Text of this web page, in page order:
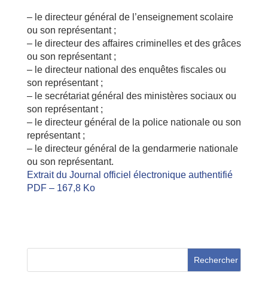
– le directeur général de l’enseignement scolaire
ou son représentant ;
– le directeur des affaires criminelles et des grâces
ou son représentant ;
– le directeur national des enquêtes fiscales ou
son représentant ;
– le secrétariat général des ministères sociaux ou
son représentant ;
– le directeur général de la police nationale ou son
représentant ;
– le directeur général de la gendarmerie nationale
ou son représentant.
Extrait du Journal officiel électronique authentifié
PDF – 167,8 Ko